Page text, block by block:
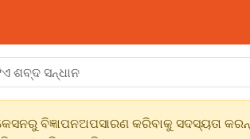
ବିଜ୍ଞାପନଅପସାରଣ କରିବାକୁ ସଦସ୍ୟତା